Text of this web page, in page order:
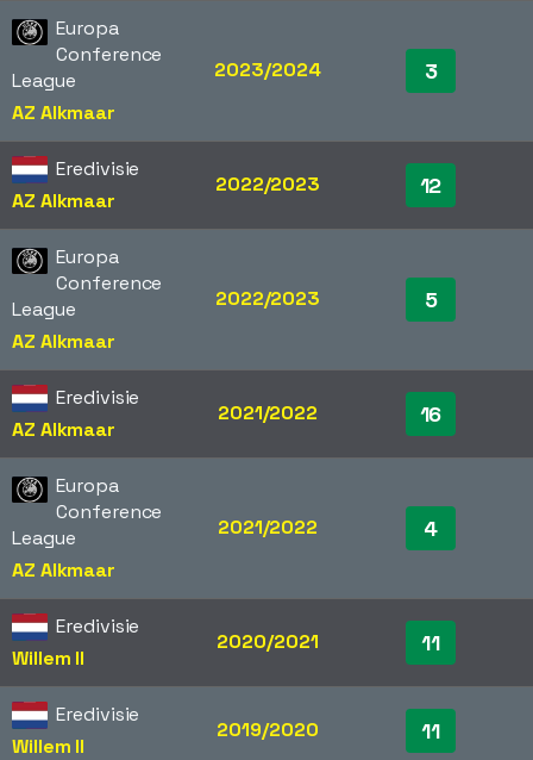
Europa
Conference
League
AZ Alkmaar
2023/2024 3
Eredivisie
AZ Alkmaar
2022/2023 12
Europa
Conference
League
AZ Alkmaar
2022/2023 5
Eredivisie
AZ Alkmaar
2021/2022 16
Europa
Conference
League
AZ Alkmaar
2021/2022 4
Eredivisie
Willem II
2020/2021 11
Eredivisie
Willem II
2019/2020 11